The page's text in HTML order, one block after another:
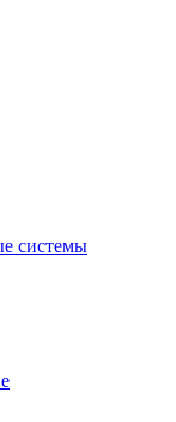
системы